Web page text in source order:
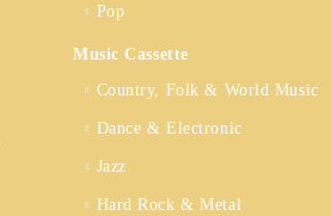
Pop
Music Cassette
Country, Folk & World Music
Dance & Electronic
Jazz
Hard Rock & Metal